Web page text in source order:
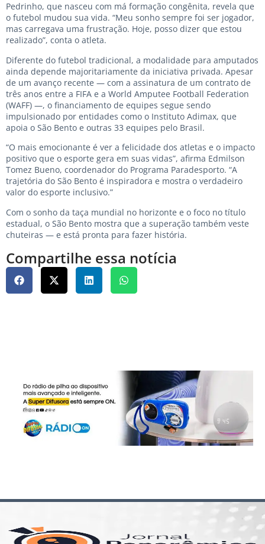
Pedrinho, que nasceu com má formação congênita, revela que
o futebol mudou sua vida. “Meu sonho sempre foi ser jogador,
mas carregava uma frustração. Hoje, posso dizer que estou
realizado”, conta o atleta.
Diferente do futebol tradicional, a modalidade para amputados
ainda depende majoritariamente da iniciativa privada. Apesar
de um avanço recente — com a assinatura de um contrato de
três anos entre a FIFA e a World Amputee Football Federation
(WAFF) —, o financiamento de equipes segue sendo
impulsionado por entidades como o Instituto Adimax, que
apoia o São Bento e outras 33 equipes pelo Brasil.
“O mais emocionante é ver a felicidade dos atletas e o impacto
positivo que o esporte gera em suas vidas”, afirma Edmilson
Tomez Bueno, coordenador do Programa Paradesporto. “A
trajetória do São Bento é inspiradora e mostra o verdadeiro
valor do esporte inclusivo.”
Com o sonho da taça mundial no horizonte e o foco no título
estadual, o São Bento mostra que a superação também veste
chuteiras — e está pronta para fazer história.
Compartilhe essa notícia